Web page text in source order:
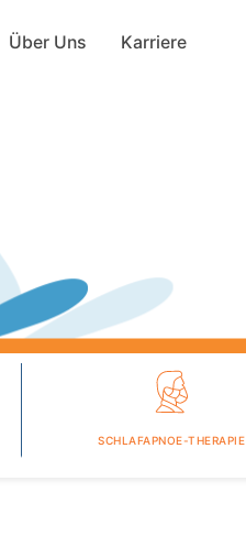
zum
Über Uns Karriere
SCHLAFAPNOE-THERAPIE